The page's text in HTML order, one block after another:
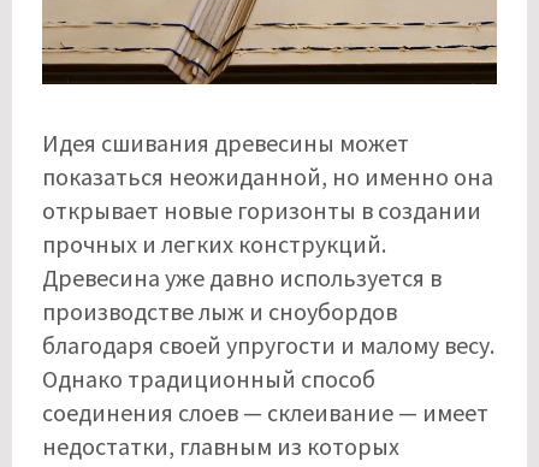
Идея сшивания древесины может
показаться неожиданной, но именно она
открывает новые горизонты в создании
прочных и легких конструкций.
Древесина уже давно используется в
производстве лыж и сноубордов
благодаря своей упругости и малому весу.
Однако традиционный способ
соединения слоев — склеивание — имеет
недостатки, главным из которых